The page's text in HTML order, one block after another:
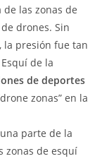
las zonas de
drones. Sin
la presión fue tan
de la
de deportes
zonas” en la
parte de la
zonas de esquí